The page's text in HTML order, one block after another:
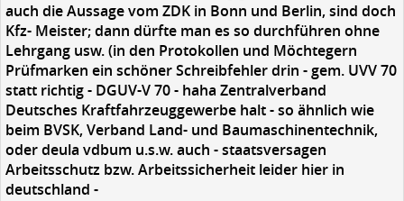
auch die Aussage vom ZDK in Bonn und Berlin, sind doch
Kfz- Meister; dann dürfte man es so durchführen ohne
Lehrgang usw. (in den Protokollen und Möchtegern
Prüfmarken ein schöner Schreibfehler drin - gem. UVV 70
statt richtig - DGUV-V 70 - haha Zentralverband
Deutsches Kraftfahrzeuggewerbe halt - so ähnlich wie
beim BVSK, Verband Land- und Baumaschinentechnik,
oder deula vdbum u.s.w. auch - staatsversagen
Arbeitsschutz bzw. Arbeitssicherheit leider hier in
deutschland -